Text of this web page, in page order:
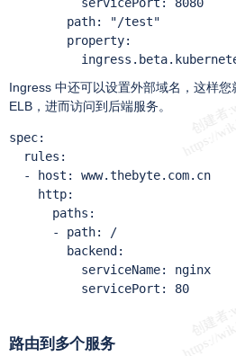
        path: "/test"
        property:
Ingress 中还可以设置外部域名，这样您
ELB，进而访问到后端服务。
spec:
  rules:
- host: www.thebyte.com.cn
    http:
      paths:
      - path: /
        backend:
          serviceName: nginx
          servicePort: 80
路由到多个服务